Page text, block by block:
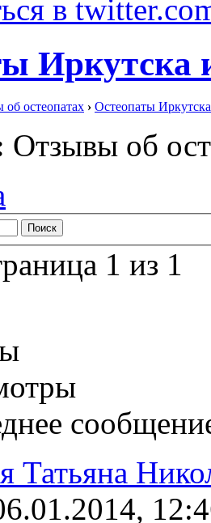
в
Иркутска
остеопатах › Остеопаты
Отзывы об
1 из 1
Татьяна